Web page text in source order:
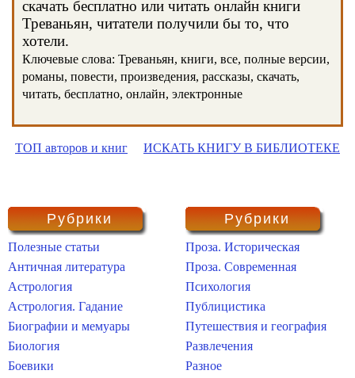
скачать бесплатно или читать онлайн книги
Треваньян, читатели получили бы то, что
хотели.
Ключевые слова: Треваньян, книги, все, полные версии,
романы, повести, произведения, рассказы, скачать,
читать, бесплатно, онлайн, электронные
ТОП авторов и книг ИСКАТЬ КНИГУ В БИБЛИОТЕКЕ
Рубрики
Полезные статьи
Античная литература
Астрология
Астрология. Гадание
Биографии и мемуары
Биология
Боевики
Рубрики
Проза. Историческая
Проза. Современная
Психология
Публицистика
Путешествия и география
Развлечения
Разное